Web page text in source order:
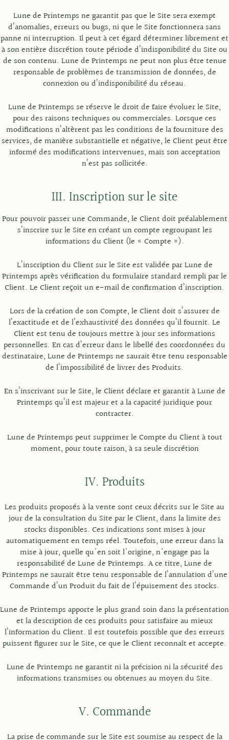
Lune de Printemps ne garantit pas que le Site sera exempt
d’anomalies, erreurs ou bugs, ni que le Site fonctionnera sans
panne ni interruption. Il peut à cet égard déterminer librement et
à son entière discrétion toute période d’indisponibilité du Site ou
de son contenu. Lune de Printemps ne peut non plus être tenue
responsable de problèmes de transmission de données, de
connexion ou d’indisponibilité du réseau.
Lune de Printemps se réserve le droit de faire évoluer le Site,
pour des raisons techniques ou commerciales. Lorsque ces
modifications n’altèrent pas les conditions de la fourniture des
services, de manière substantielle et négative, le Client peut être
informé des modifications intervenues, mais son acceptation
n’est pas sollicitée.
III. Inscription sur le site
Pour pouvoir passer une Commande, le Client doit préalablement
s’inscrire sur le Site en créant un compte regroupant les
informations du Client (le « Compte »).
L’inscription du Client sur le Site est validée par Lune de
Printemps après vérification du formulaire standard rempli par le
Client. Le Client reçoit un e-mail de confirmation d’inscription.
Lors de la création de son Compte, le Client doit s’assurer de
l’exactitude et de l’exhaustivité des données qu’il fournit. Le
Client est tenu de toujours mettre à jour ses informations
personnelles. En cas d’erreur dans le libellé des coordonnées du
destinataire, Lune de Printemps ne saurait être tenu responsable
de l’impossibilité de livrer des Produits.
En s’inscrivant sur le Site, le Client déclare et garantit à Lune de
Printemps qu’il est majeur et a la capacité juridique pour
contracter.
Lune de Printemps peut supprimer le Compte du Client à tout
moment, pour toute raison, à sa seule discrétion
IV. Produits
Les produits proposés à la vente sont ceux décrits sur le Site au
jour de la consultation du Site par le Client, dans la limite des
stocks disponibles. Ces indications sont mises à jour
automatiquement en temps réel. Toutefois, une erreur dans la
mise à jour, quelle qu'en soit l'origine, n'engage pas la
responsabilité de Lune de Printemps. A ce titre, Lune de
Printemps ne saurait être tenu responsable de l’annulation d’une
Commande d’un Produit du fait de l’épuisement des stocks.
Lune de Printemps apporte le plus grand soin dans la présentation
et la description de ces produits pour satisfaire au mieux
l’information du Client. Il est toutefois possible que des erreurs
puissent figurer sur le Site, ce que le Client reconnaît et accepte.
Lune de Printemps ne garantit ni la précision ni la sécurité des
informations transmises ou obtenues au moyen du Site.
V. Commande
La prise de commande sur le Site est soumise au respect de la